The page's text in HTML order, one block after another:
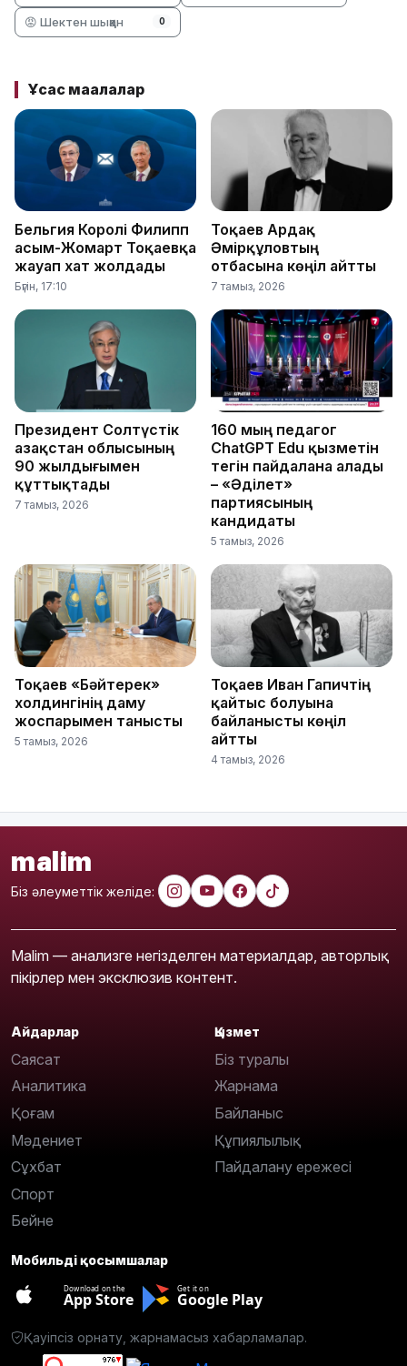
😡 Шектен шыққан 0
Ұқсас мақалалар
Бельгия Королі Филипп
Қасым-Жомарт Тоқаевқа
жауап хат жолдады
Бүгін, 17:10
Тоқаев Ардақ
Әмірқұловтың
отбасына көңіл айтты
7 тамыз, 2026
Президент Солтүстік
Қазақстан облысының
90 жылдығымен
құттықтады
7 тамыз, 2026
160 мың педагог
ChatGPT Edu қызметін
тегін пайдалана алады
– «Әділет»
партиясының
кандидаты
5 тамыз, 2026
Тоқаев «Бәйтерек»
холдингінің даму
жоспарымен танысты
5 тамыз, 2026
Тоқаев Иван Гапичтің
қайтыс болуына
байланысты көңіл
айтты
4 тамыз, 2026
malim
Біз әлеуметтік желіде:
Malim — анализге негізделген материалдар, авторлық
пікірлер мен эксклюзив контент.
Айдарлар
Саясат
Аналитика
Қоғам
Мәдениет
Сұхбат
Спорт
Бейне
Қызмет
Біз туралы
Жарнама
Байланыс
Құпиялылық
Пайдалану ережесі
Мобильді қосымшалар
Download on the
App Store
Get it on
Google Play
Қауіпсіз орнату, жарнамасыз хабарламалар.